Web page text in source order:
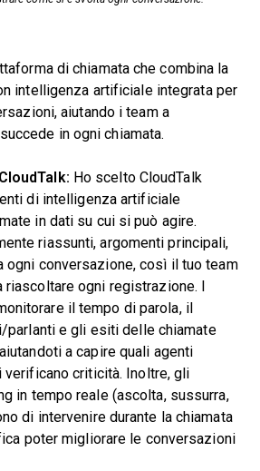
di chiamata che combina la
intelligenza artificiale integrata per
aiutando i team a
in ogni chiamata.
Ho scelto CloudTalk
di intelligenza artificiale
in dati su cui si può agire.
riassunti, argomenti principali,
ogni conversazione, così il tuo team
ogni registrazione. I
il tempo di parola, il
parlanti e gli esiti delle chiamate
a capire quali agenti
criticità. Inoltre, gli
in tempo reale (ascolta, sussurra,
di intervenire durante la chiamata
poter migliorare le conversazioni